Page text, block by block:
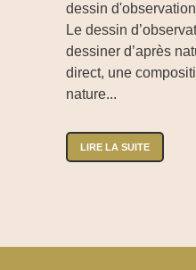
dessin
Le dessin
dessiner d’après
direct, une
nature...
LIRE LA SUITE